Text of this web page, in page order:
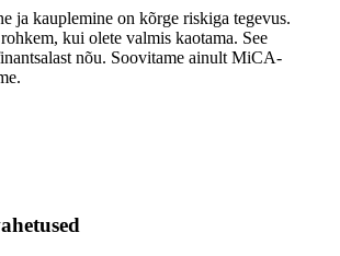
ja kauplemine on kõrge riskiga tegevus.
kui olete valmis kaotama. See
nõu. Soovitame ainult MiCA-